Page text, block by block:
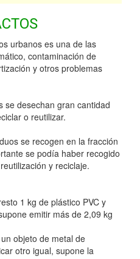
urbanos es una de las
contaminación de
y otros problemas
se desechan gran cantidad
o reutilizar.
se recogen en la fracción
se podía haber recogido
y reciclaje.
1 kg de plástico PVC y
emitir más de 2,09 kg
objeto de metal de
otro igual, supone la